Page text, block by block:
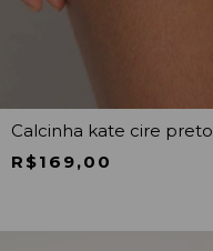
Calcinha kate cire preto
R$169,00